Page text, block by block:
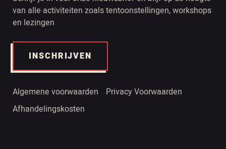
van alle activiteiten zoals tentoonstellingen, workshops
en lezingen
INSCHRIJVEN
Algemene voorwaarden
Privacy Voorwaarden
Afhandelingskosten